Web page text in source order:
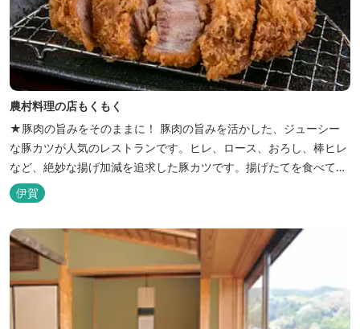
農村料理の店もくもく
★豚肉の旨みをそのままに！ 豚肉の旨みを活かした、ジューシー
な豚カツが人気のレストランです。ヒレ、ロース、おろし、棒ヒレ
など、絶妙な揚げ加減を追求した豚カツです。揚げたてを食べてい
ただくために、注文後じっくり揚げてお出ししています。 ★手作
りのお蕎麦をお楽しみいただけます！ お蕎麦は毎日お店で打ってつ
くっております。北海道や三重のそば粉を使用してつくる、喉ごし
の良い昔ながらのお蕎麦...
伊賀